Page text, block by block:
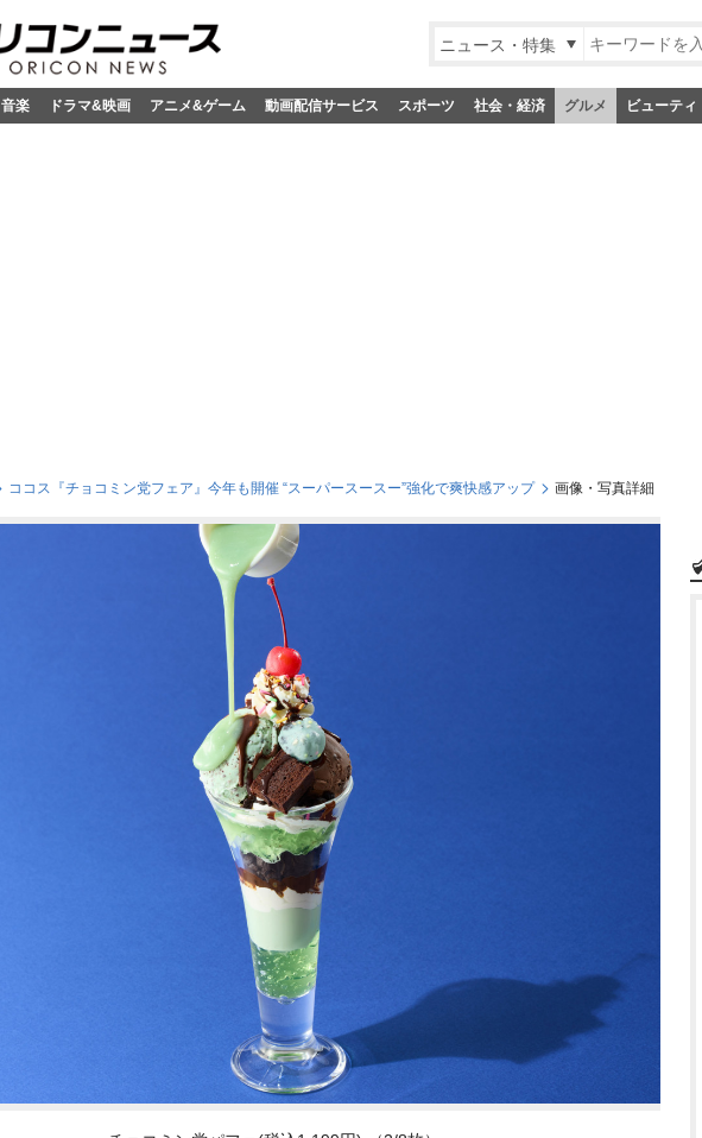
ニュース・特集
音楽 ドラマ&映画 アニメ&ゲーム 動画配信サービス スポーツ 社会・経済 グルメ ビューティ
ココス『チョコミン党フェア』今年も開催 “スーパースースー”強化で爽快感アップ 画像・写真詳細